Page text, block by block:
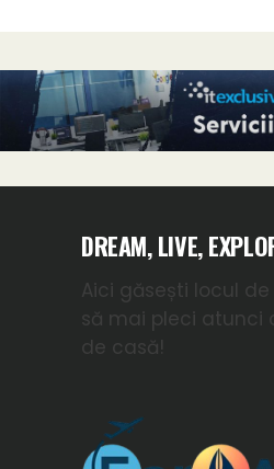
DREAM, LIVE,
Aici găsești locul
să mai pleci atunci
de casă!